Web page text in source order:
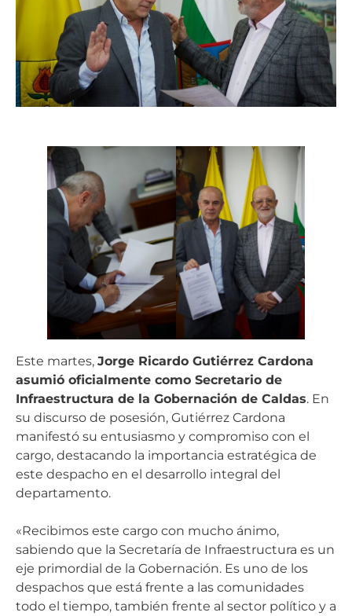
Este martes, Jorge Ricardo Gutiérrez Cardona
asumió oficialmente como Secretario de
Infraestructura de la Gobernación de Caldas. En
su discurso de posesión, Gutiérrez Cardona
manifestó su entusiasmo y compromiso con el
cargo, destacando la importancia estratégica de
este despacho en el desarrollo integral del
departamento.
«Recibimos este cargo con mucho ánimo,
sabiendo que la Secretaría de Infraestructura es un
eje primordial de la Gobernación. Es uno de los
despachos que está frente a las comunidades
todo el tiempo, también frente al sector político y a